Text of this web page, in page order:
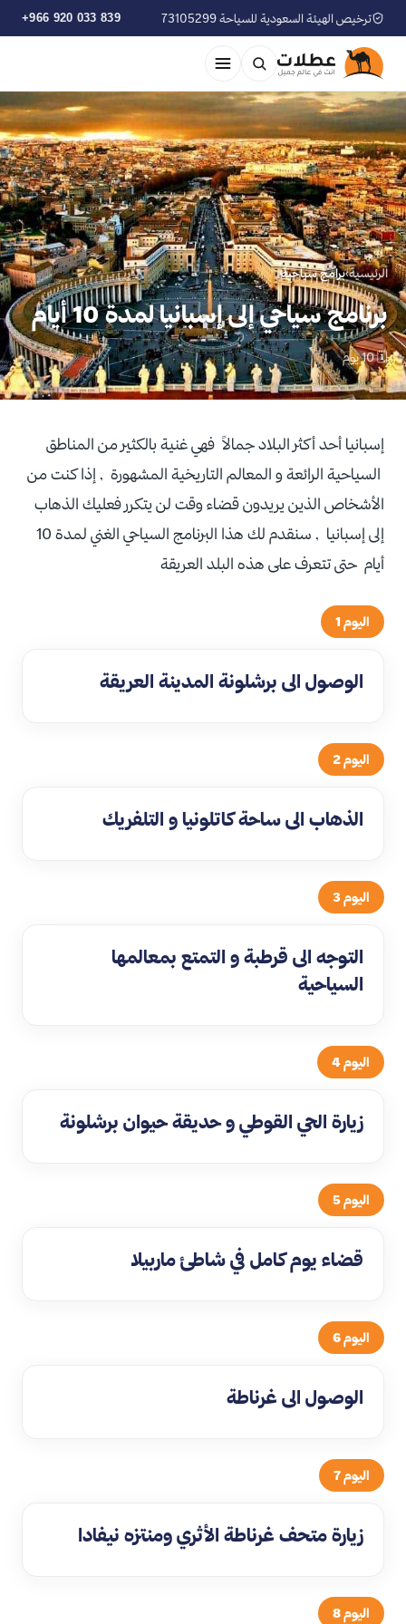
ترخيص الهيئة السعودية للسياحة 73105299 +966 920 033 839
الرئيسية›برامج سياحية
برنامج سياحي إلى إسبانيا لمدة 10 أيام
🗓 10 يوم
إسبانيا أحد أكثر البلاد جمالاً فهي غنية بالكثير من المناطق
السياحية الرائعة و المعالم التاريخية المشهورة , إذا كنت من
الأشخاص الذين يريدون قضاء وقت لن يتكرر فعليك الذهاب
إلى إسبانيا , سنقدم لك هذا البرنامج السياحي الغني لمدة 10
أيام حتى تتعرف على هذه البلد العريقة
اليوم 1
الوصول الى برشلونة المدينة العريقة
اليوم 2
الذهاب الى ساحة كاتلونيا و التلفريك
اليوم 3
التوجه الى قرطبة و التمتع بمعالمها
السياحية
اليوم 4
زيارة الحي القوطي و حديقة حيوان برشلونة
اليوم 5
قضاء يوم كامل في شاطئ ماربيلا
اليوم 6
الوصول الى غرناطة
اليوم 7
زيارة متحف غرناطة الأثري ومنتزه نيفادا
اليوم 8